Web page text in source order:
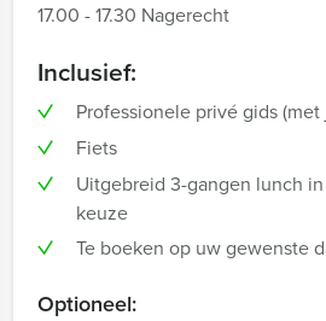
17.00 - 17.30 Nagerecht
Inclusief:
Professionele privé gids
Fiets
Uitgebreid 3-gangen lunch
keuze
Te boeken op uw gewenste
Optioneel: